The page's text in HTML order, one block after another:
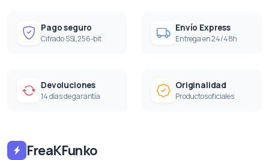
Pago seguro
Cifrado SSL 256-bit
Envío Express
Entrega en 24/48h
Devoluciones
14 días de garantía
Originalidad
Productos oficiales
FreaKFunko